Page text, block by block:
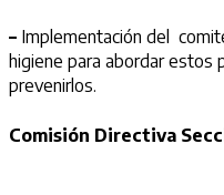
– Implementación del
higiene para abordar estos
prevenirlos.
Comisión Directiva